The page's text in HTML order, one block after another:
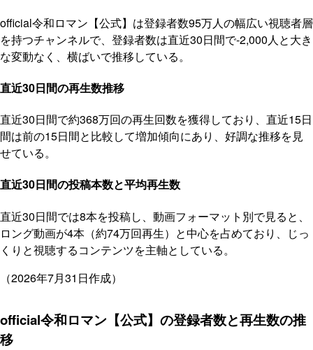
official令和ロマン【公式】は登録者数95万人の幅広い視聴者層
を持つチャンネルで、登録者数は直近30日間で-2,000人と大き
な変動なく、横ばいで推移している。
直近30日間の再生数推移
直近30日間で約368万回の再生回数を獲得しており、直近15日
間は前の15日間と比較して増加傾向にあり、好調な推移を見
せている。
直近30日間の投稿本数と平均再生数
直近30日間では8本を投稿し、動画フォーマット別で見ると、
ロング動画が4本（約74万回再生）と中心を占めており、じっ
くりと視聴するコンテンツを主軸としている。
（2026年7月31日作成）
official令和ロマン【公式】の登録者数と再生数の推
移